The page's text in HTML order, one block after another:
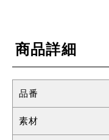
商品詳細
品番
素材